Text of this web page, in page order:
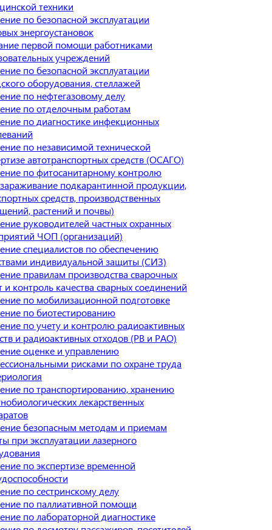
техники
по безопасной эксплуатации
энергоустановок
первой помощи работниками
учреждений
по безопасной эксплуатации
оборудования, стеллажей
по нефтегазовому делу
по отделочным работам
по диагностике инфекционных
по независимой технической
автотранспортных средств (ОСАГО)
по фитосанитарному контролю
подкарантинной продукции,
средств, производственных
растений и почвы)
руководителей частных охранных
ЧОП (организаций)
специалистов по обеспечению
индивидуальной защиты (СИЗ)
правилам производства сварочных
и контроль качества сварных соединений
по мобилизационной подготовке
по биотестированию
по учету и контролю радиоактивных
и радиоактивных отходов (РВ и РАО)
оценке и управлению
рисками по охране труда
по транспортированию, хранению
лекарственных
безопасным методам и приемам
при эксплуатации лазерного
по экспертизе временной
по сестринскому делу
по паллиативной помощи
по лабораторной диагностике